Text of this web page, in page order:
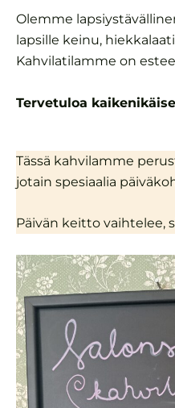
Olemme
lapsille keinu,
Kahvilatilamme on
Tervetuloa
Tässä kahvilamme
jotain spesiaalia
Päivän keitto vaihtelee,